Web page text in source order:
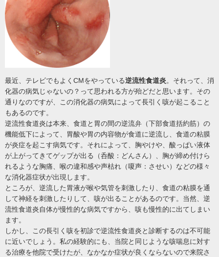
最近、テレビでもよくCMをやっている逆流性食道炎。それって、消
化器の病気じゃないの？って思われる方が殆どだと思います。その
通りなのですが、この消化器の病気によって長引く咳が起こること
もあるのです。
逆流性食道炎は本来、食道と胃の間の逆流弁（下部食道括約筋）の
機能低下によって、胃酸や胃の内容物が食道に逆流し、食道の粘膜
が炎症を起こす病気です。それによって、胸やけや、酸っぱい液体
が上がってきてゲップが出る（呑酸：どんさん）、胸が締め付けら
れるような胸痛、喉の違和感や声枯れ（嗄声：させい）などの様々
な消化器症状が出現します。
ところが、逆流した胃液が喉や気管を刺激したり、食道の粘膜を通
して神経を刺激したりして、咳が出ることがあるのです。当然、逆
流性食道炎自体が慢性的な病気ですから、咳も慢性的に出てしまい
ます。
しかし、この長引く咳を初診で逆流性食道炎と診断するのは不可能
に近いでしょう。私の経験的にも、当院と同じような咳喘息に対す
る治療を他院で受けたが、なかなか症状が良くならないので来院さ